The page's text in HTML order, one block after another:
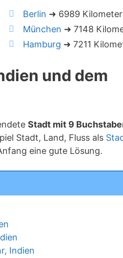
Berlin ➜ 6989 Kilometer
München ➜ 7148
Hamburg ➜ 7211
und dem
Stadt mit 9
Stadt, Land, Fluss als
eine gute Lösung.
Indien